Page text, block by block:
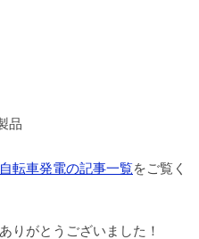
品
自転車発電の記事一覧をご覧く
りがとうございました！